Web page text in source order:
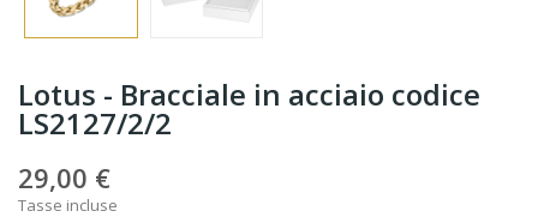
Lotus - Bracciale in acciaio codice
LS2127/2/2
29,00 €
Tasse incluse